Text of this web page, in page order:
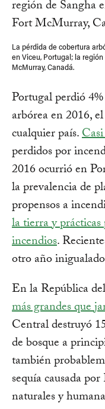
La pérdida de cobertura
en Viceu, Portugal; la
McMurray, Canadá.
Portugal perdió
arbórea en 2016,
cualquier país.
perdidos por
2016 ocurrió en
la prevalencia de
propensos a
la tierra y
incendios.
otro año
En la República
más grandes que
Central destruyó
de bosque a
también
sequía causada
naturales y